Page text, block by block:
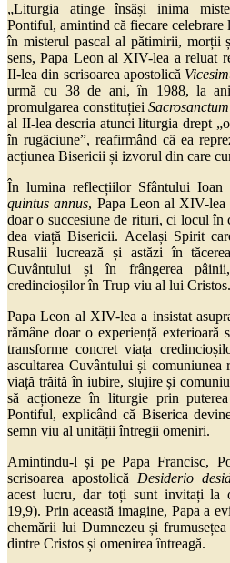
„Liturgia atinge însăși inima
Pontiful, amintind că fiecare
în misterul pascal al pătimirii, morții
sens, Papa Leon al XIV-lea a reluat
II-lea din scrisoarea apostolică
urmă cu 38 de ani, în 1988, la
promulgarea constituției
al II-lea descria atunci liturgia drept
în rugăciune”, reafirmând că ea
acțiunea Bisericii și izvorul din care
În lumina reflecțiilor Sfântului
quintus annus, Papa Leon al XIV-lea
doar o succesiune de rituri, ci locul în
dea viață Bisericii. Același Spirit
Rusalii lucrează și astăzi în
Cuvântului și în frângerea pâinii,
credincioșilor în Trup viu al lui Cristos.
Papa Leon al XIV-lea a insistat
rămâne doar o experiență exterioară
transforme concret viața
ascultarea Cuvântului și
viață trăită în iubire, slujire și
să acționeze în liturgie prin
Pontiful, explicând că Biserica
semn viu al unității întregii omeniri.
Amintindu-l și pe Papa Francisc,
scrisoarea apostolică
Desiderio
acest lucru, dar toți sunt invitați la
19,9). Prin această imagine, Papa a
chemării lui Dumnezeu și
dintre Cristos și omenirea întreagă.